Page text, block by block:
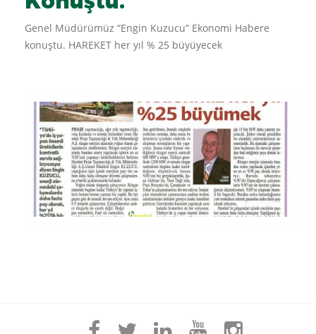
Genel Müdürümüz “Engin Kuzucu” Ekonomi Habere
konuştu. HAREKET her yıl % 25 büyüyecek